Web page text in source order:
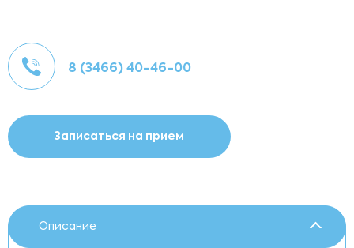
8 (3466) 40-46-00
Записаться на прием
Описание